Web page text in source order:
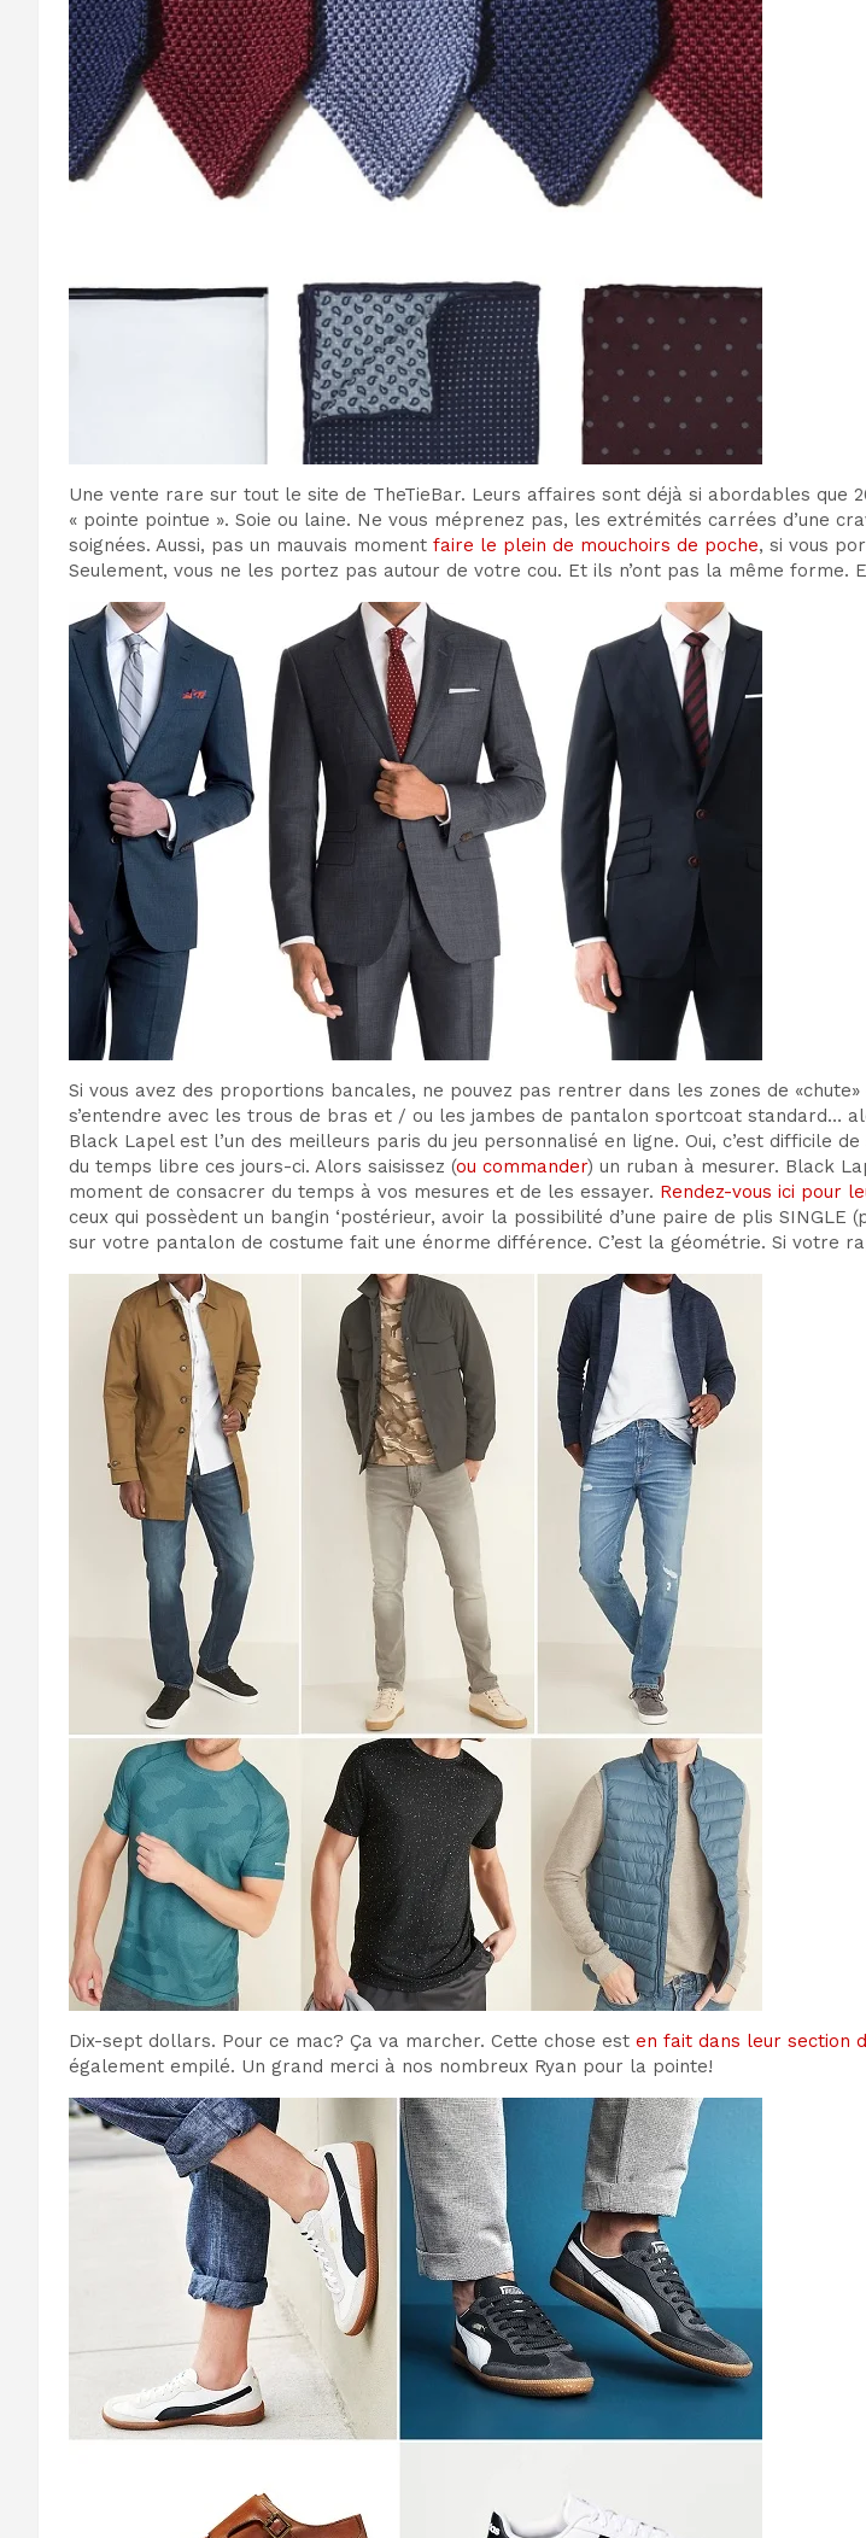
Une vente rare sur tout le site de TheTieBar. Leurs affaires sont déjà si abordables
« pointe pointue ». Soie ou laine. Ne vous méprenez pas, les extrémités carrées d’une
soignées. Aussi, pas un mauvais moment faire le plein de mouchoirs de poche, si vous
Seulement, vous ne les portez pas autour de votre cou. Et ils n’ont pas la même
Si vous avez des proportions bancales, ne pouvez pas rentrer dans les zones de
s’entendre avec les trous de bras et / ou les jambes de pantalon sportcoat standard…
Black Lapel est l’un des meilleurs paris du jeu personnalisé en ligne. Oui, c’est difficile
du temps libre ces jours-ci. Alors saisissez (ou commander) un ruban à mesurer. Black
moment de consacrer du temps à vos mesures et de les essayer. Rendez-vous ici pour
ceux qui possèdent un bangin ‘postérieur, avoir la possibilité d’une paire de plis
sur votre pantalon de costume fait une énorme différence. C’est la géométrie. Si
Dix-sept dollars. Pour ce mac? Ça va marcher. Cette chose est en fait dans leur section
également empilé. Un grand merci à nos nombreux Ryan pour la pointe!